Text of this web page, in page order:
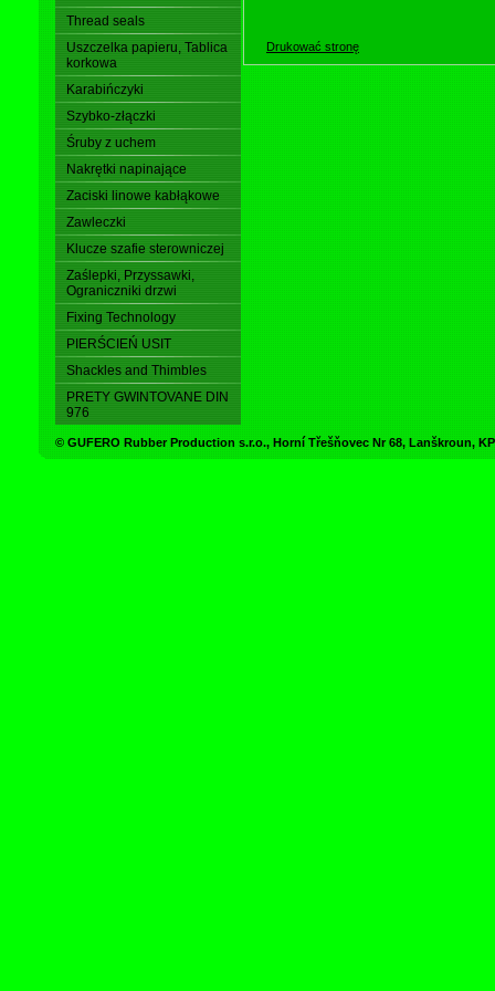
Thread seals
Uszczelka papieru, Tablica
korkowa
Karabińczyki
Szybko-złączki
Śruby z uchem
Nakrętki napinające
Zaciski linowe kabłąkowe
Zawleczki
Klucze szafie sterowniczej
Zaślepki, Przyssawki,
Ograniczniki drzwi
Fixing Technology
PIERŚCIEŃ USIT
Shackles and Thimbles
PRETY GWINTOVANE DIN
976
Drukować stronę
© GUFERO Rubber Production s.r.o., Horní Třešňovec Nr 68, Lanškroun, KP